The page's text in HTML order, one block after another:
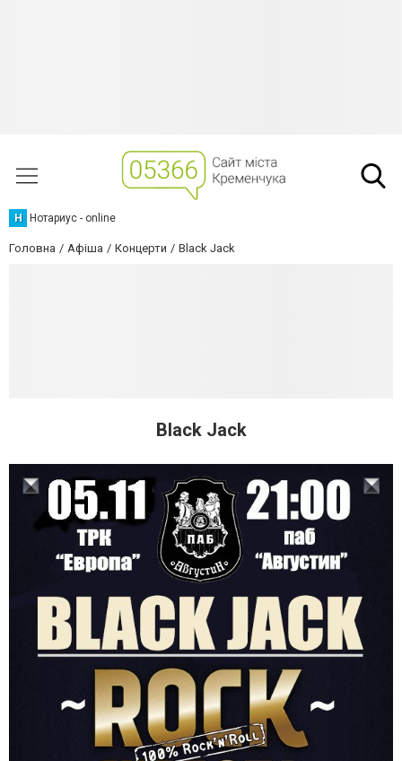
Н Нотариус - online
Головна Афіша Концерти Black Jack
Black Jack